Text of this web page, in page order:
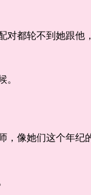
都轮不到她跟他
。
像她们这个年纪